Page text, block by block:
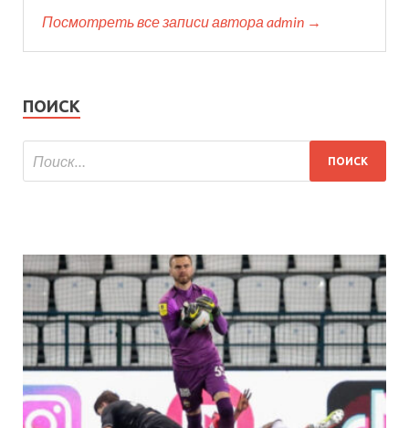
Посмотреть все записи автора admin →
ПОИСК